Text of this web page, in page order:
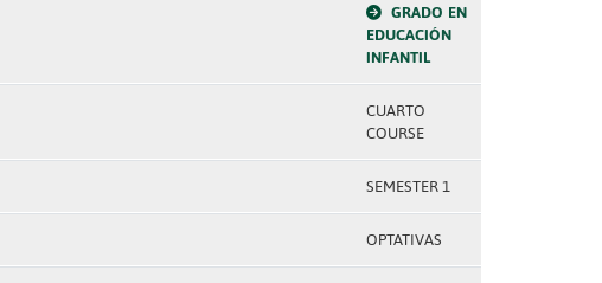
GRADO EN
EDUCACIÓN
INFANTIL
CUARTO
COURSE
SEMESTER 1
OPTATIVAS